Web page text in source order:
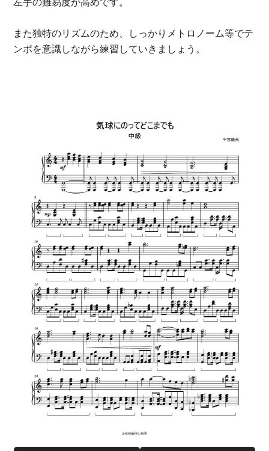
また独特のリズムのため、しっかりメトロノーム等でテ
ンポを意識しながら練習していきましょう。